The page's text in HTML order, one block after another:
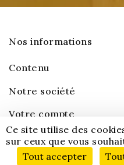
Nos informations
Contenu
Notre société
Votre compte
Ce site utilise des
sur ceux que vous
Tout accepter